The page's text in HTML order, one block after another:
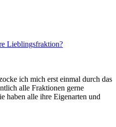
Lieblingsfraktion?
ich mich erst einmal durch das
alle Fraktionen gerne
haben alle ihre Eigenarten und